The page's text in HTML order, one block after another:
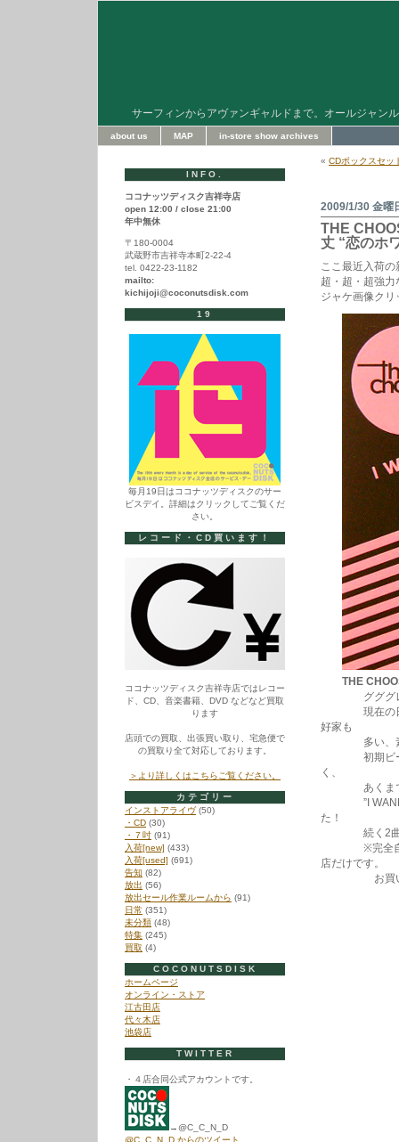
サーフィンからアヴァンギャルドまで。オールジャン
about us MAP in-store show archives
« CDボックスセッ
2009/1/30 金曜
THE
丈 “恋のホ
ここ最近入荷
超・超・超強
ジャケ画像ク
THE
グググレイ
現在の日本
好家も
多い、素晴
初期ビート
く、
あくまで”パ
”I WANNA
た！
続く2曲もと
※完全自主制
店だけです。
お買い逃
INFO.
ココナッツディスク吉祥寺店
open 12:00 / close 21:00
年中無休
〒180-0004
武蔵野市吉祥寺本町2-22-4
tel. 0422-23-1182
mailto:
kichijoji@coconutsdisk.com
19
毎月19日はココナッツディスクのサー
ビスデイ。詳細はクリックしてご覧くだ
さい。
レコード・CD買います！
ココナッツディスク吉祥寺店ではレコー
ド、CD、音楽書籍、DVD などなど買取
ります
店頭での買取、出張買い取り、宅急便で
の買取り全て対応しております。
＞より詳しくはこちらご覧ください。
カテゴリー
インストアライヴ(50)
・CD (30)
・７吋 (91)
入荷[new] (433)
入荷[used] (691)
告知 (82)
放出 (56)
放出セール作業ルームから (91)
日常 (351)
未分類 (48)
特集 (245)
買取 (4)
COCONUTSDISK
ホームページ
オンライン・ストア
江古田店
代々木店
池袋店
TWITTER
・４店合同公式アカウントです。
→@C_C_N_D
@C_C_N_D からのツイート